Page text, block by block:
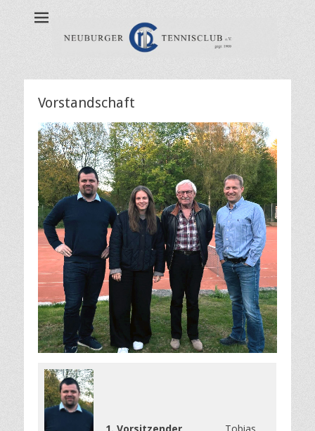
Neuburger
Neuburg, Tennis, NTC, TeG Neuburg, Sandplatz, Allwetterplätze
Vorstandschaft